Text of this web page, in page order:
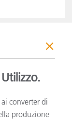
converter di
produzione